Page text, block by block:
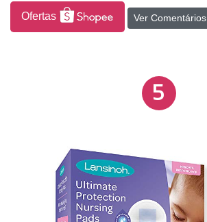
Ofertas Ver Comentários
5